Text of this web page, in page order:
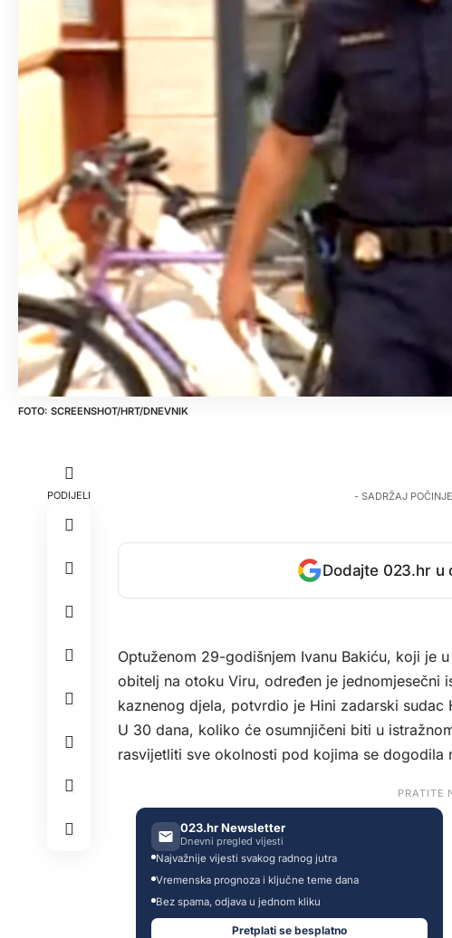
SCREENSHOT/HRT/DNEVNIK
PODIJELI - SADRŽAJ
Dodajte 023.hr u
Optuženom 29-godišnjem Ivanu Bakiću, koji je
obitelj na otoku Viru, određen je jednomjesečni
kaznenog djela, potvrdio je Hini zadarski sudac
U 30 dana, koliko će osumnjičeni biti u
rasvijetliti sve okolnosti pod kojima se
PRATITE
023.hr Newsletter
Dnevni pregled vijesti
Najvažnije vijesti svakog radnog jutra
Vremenska prognoza i ključne teme dana
Bez spama, odjava u jednom kliku
Pretplati se besplatno